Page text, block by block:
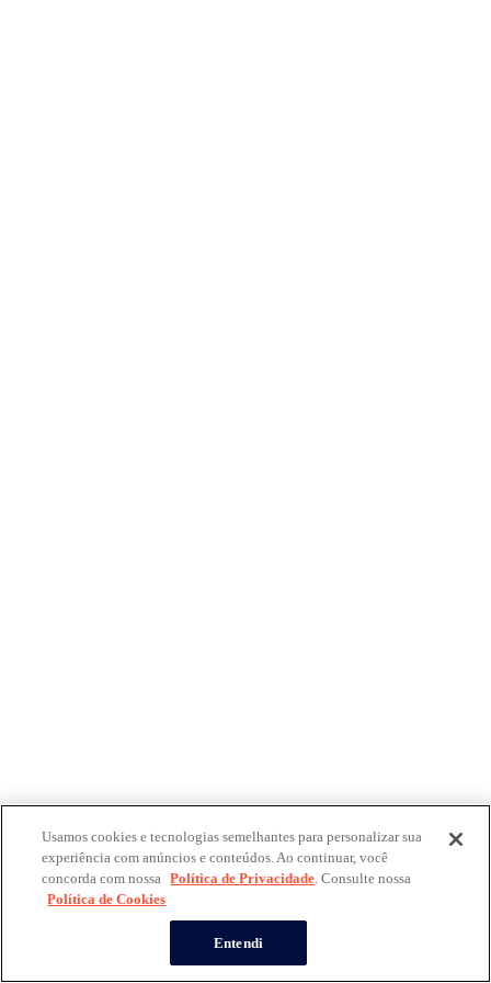
Usamos cookies e tecnologias semelhantes para personalizar sua
experiência com anúncios e conteúdos. Ao continuar, você
concorda com nossa Política de Privacidade. Consulte nossa
Política de Cookies
Entendi